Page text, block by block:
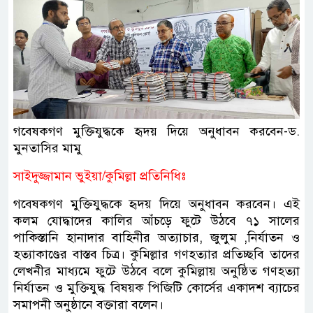
গবেষকগণ মুক্তিযুদ্ধকে হৃদয় দিয়ে অনুধাবন করবেন-ড.
মুনতাসির মামু
সাইদুজ্জামান ভুইয়া/কুমিল্লা প্রতিনিধিঃ
গবেষকগণ মুক্তিযুদ্ধকে হৃদয় দিয়ে অনুধাবন করবেন। এই
কলম যোদ্ধাদের কালির আঁচড়ে ফুটে উঠবে ৭১ সালের
পাকিস্তানি হানাদার বাহিনীর অত্যাচার, জুলুম ,নির্যাতন ও
হত্যাকাণ্ডের বাস্তব চিত্র। কুমিল্লার গণহত্যার প্রতিচ্ছবি তাদের
লেখনীর মাধ্যমে ফুটে উঠবে বলে কুমিল্লায় অনুষ্ঠিত গণহত্যা
নির্যাতন ও মুক্তিযুদ্ধ বিষয়ক পিজিটি কোর্সের একাদশ ব্যাচের
সমাপনী অনুষ্ঠানে বক্তারা বলেন।